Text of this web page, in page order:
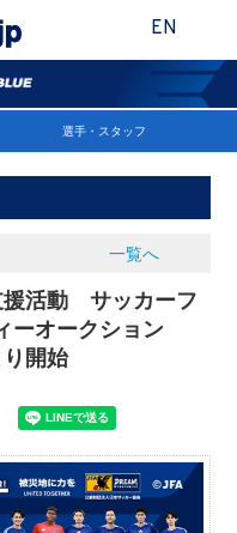
EN
選手・スタッフ
一覧へ
援活動 サッカーフ
ーオークション
開始